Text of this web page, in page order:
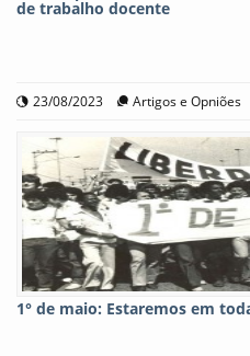
de trabalho docente
23/08/2023 Artigos e Opniões
1° de maio: Estaremos em